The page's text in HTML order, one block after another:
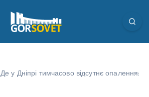
Де у Дніпрі тимчасово відсутнє опалення: